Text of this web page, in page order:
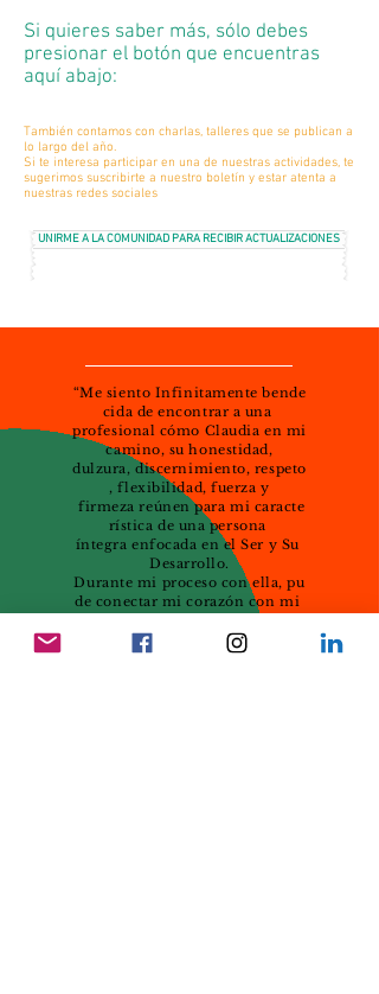
Si quieres saber más, sólo debes
presionar el botón que encuentras
aquí abajo:
También contamos con charlas, talleres que se publican a
lo largo del año.
Si te interesa participar en una de nuestras actividades, te
sugerimos suscribirte a nuestro boletín y estar atenta a
nuestras redes sociales
UNIRME A LA COMUNIDAD PARA RECIBIR ACTUALIZACIONES
“Me siento Infinitamente bende
cida de encontrar a una
profesional cómo Claudia en mi
camino, su honestidad,
dulzura, discernimiento, respeto
, flexibilidad, fuerza y
firmeza reúnen para mi caracte
rística de una persona
íntegra enfocada en el Ser y Su
Desarrollo.
Durante mi proceso con ella, pu
de conectar mi corazón con mi
l, integrando a su vez, mi espirit
ualidad a mi camino de vida, log